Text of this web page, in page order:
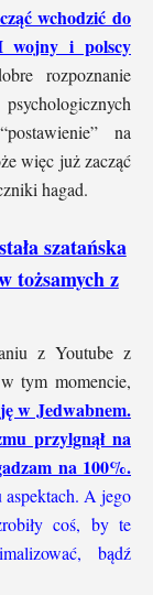
wchodzić do
wojny i polscy
rozpoznanie
na
więc już zacząć
hagad.
szatańska
tożsamych z
z Youtube z
tym momencie,
w Jedwabnem.
przylgnął na
na 100%.
A jego
coś, by te
bądź